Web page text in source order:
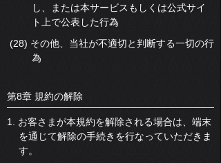
し、または本サービスもしくは公式サイ
ト上で公表した行為
(28) その他、当社が不適切と判断する一切の行
為
第8章 規約の解除
1. お客さまが本規約を解除される場合は、端末
を通じて解除の手続きを行なっていただきま
す。